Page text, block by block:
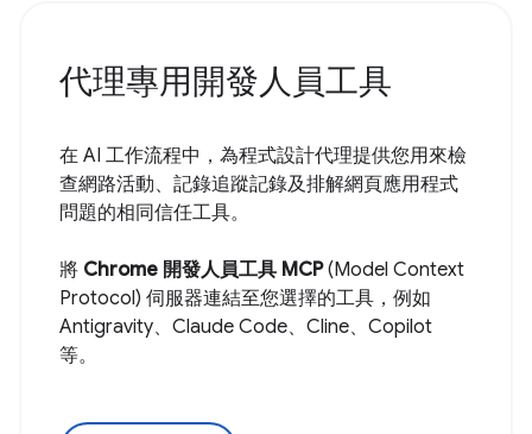
代理專用開發人員工具
在 AI 工作流程中，為程式設計代理提供您用來檢
查網路活動、記錄追蹤記錄及排解網頁應用程式
問題的相同信任工具。
將 Chrome 開發人員工具 MCP(Model Context
Protocol) 伺服器連結至您選擇的工具，例如
Antigravity、Claude Code、Cline、Copilot
等。